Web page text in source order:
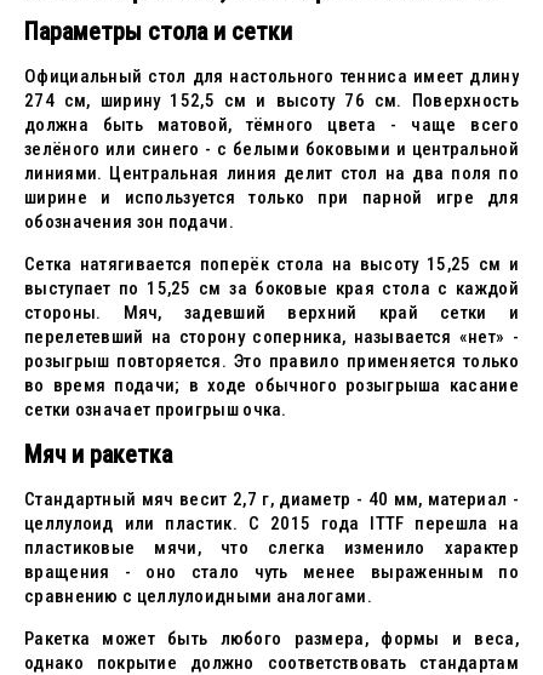
Параметры стола и сетки
Официальный стол для настольного тенниса имеет длину
274 см, ширину 152,5 см и высоту 76 см. Поверхность
должна быть матовой, тёмного цвета - чаще всего
зелёного или синего - с белыми боковыми и центральной
линиями. Центральная линия делит стол на два поля по
ширине и используется только при парной игре для
обозначения зон подачи.
Сетка натягивается поперёк стола на высоту 15,25 см и
выступает по 15,25 см за боковые края стола с каждой
стороны. Мяч, задевший верхний край сетки и
перелетевший на сторону соперника, называется «нет» -
розыгрыш повторяется. Это правило применяется только
во время подачи; в ходе обычного розыгрыша касание
сетки означает проигрыш очка.
Мяч и ракетка
Стандартный мяч весит 2,7 г, диаметр - 40 мм, материал -
целлулоид или пластик. С 2015 года ITTF перешла на
пластиковые мячи, что слегка изменило характер
вращения - оно стало чуть менее выраженным по
сравнению с целлулоидными аналогами.
Ракетка может быть любого размера, формы и веса,
однако покрытие должно соответствовать стандартам